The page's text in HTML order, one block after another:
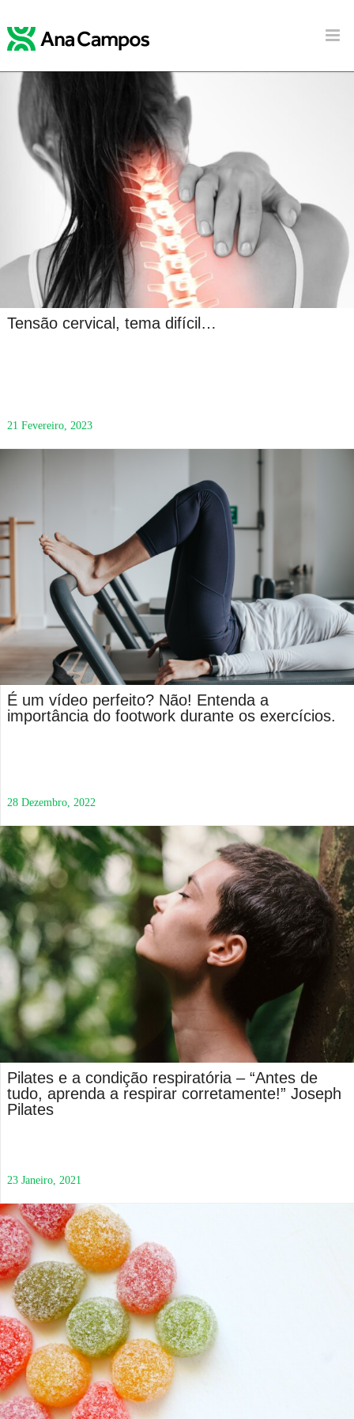
Tensão cervical, tema difícil…
21 Fevereiro, 2023
É um vídeo perfeito? Não! Entenda a
importância do footwork durante os exercícios.
28 Dezembro, 2022
Pilates e a condição respiratória – “Antes de
tudo, aprenda a respirar corretamente!” Joseph
Pilates
23 Janeiro, 2021